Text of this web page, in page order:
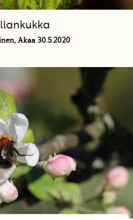
Akaa 30.5.2020